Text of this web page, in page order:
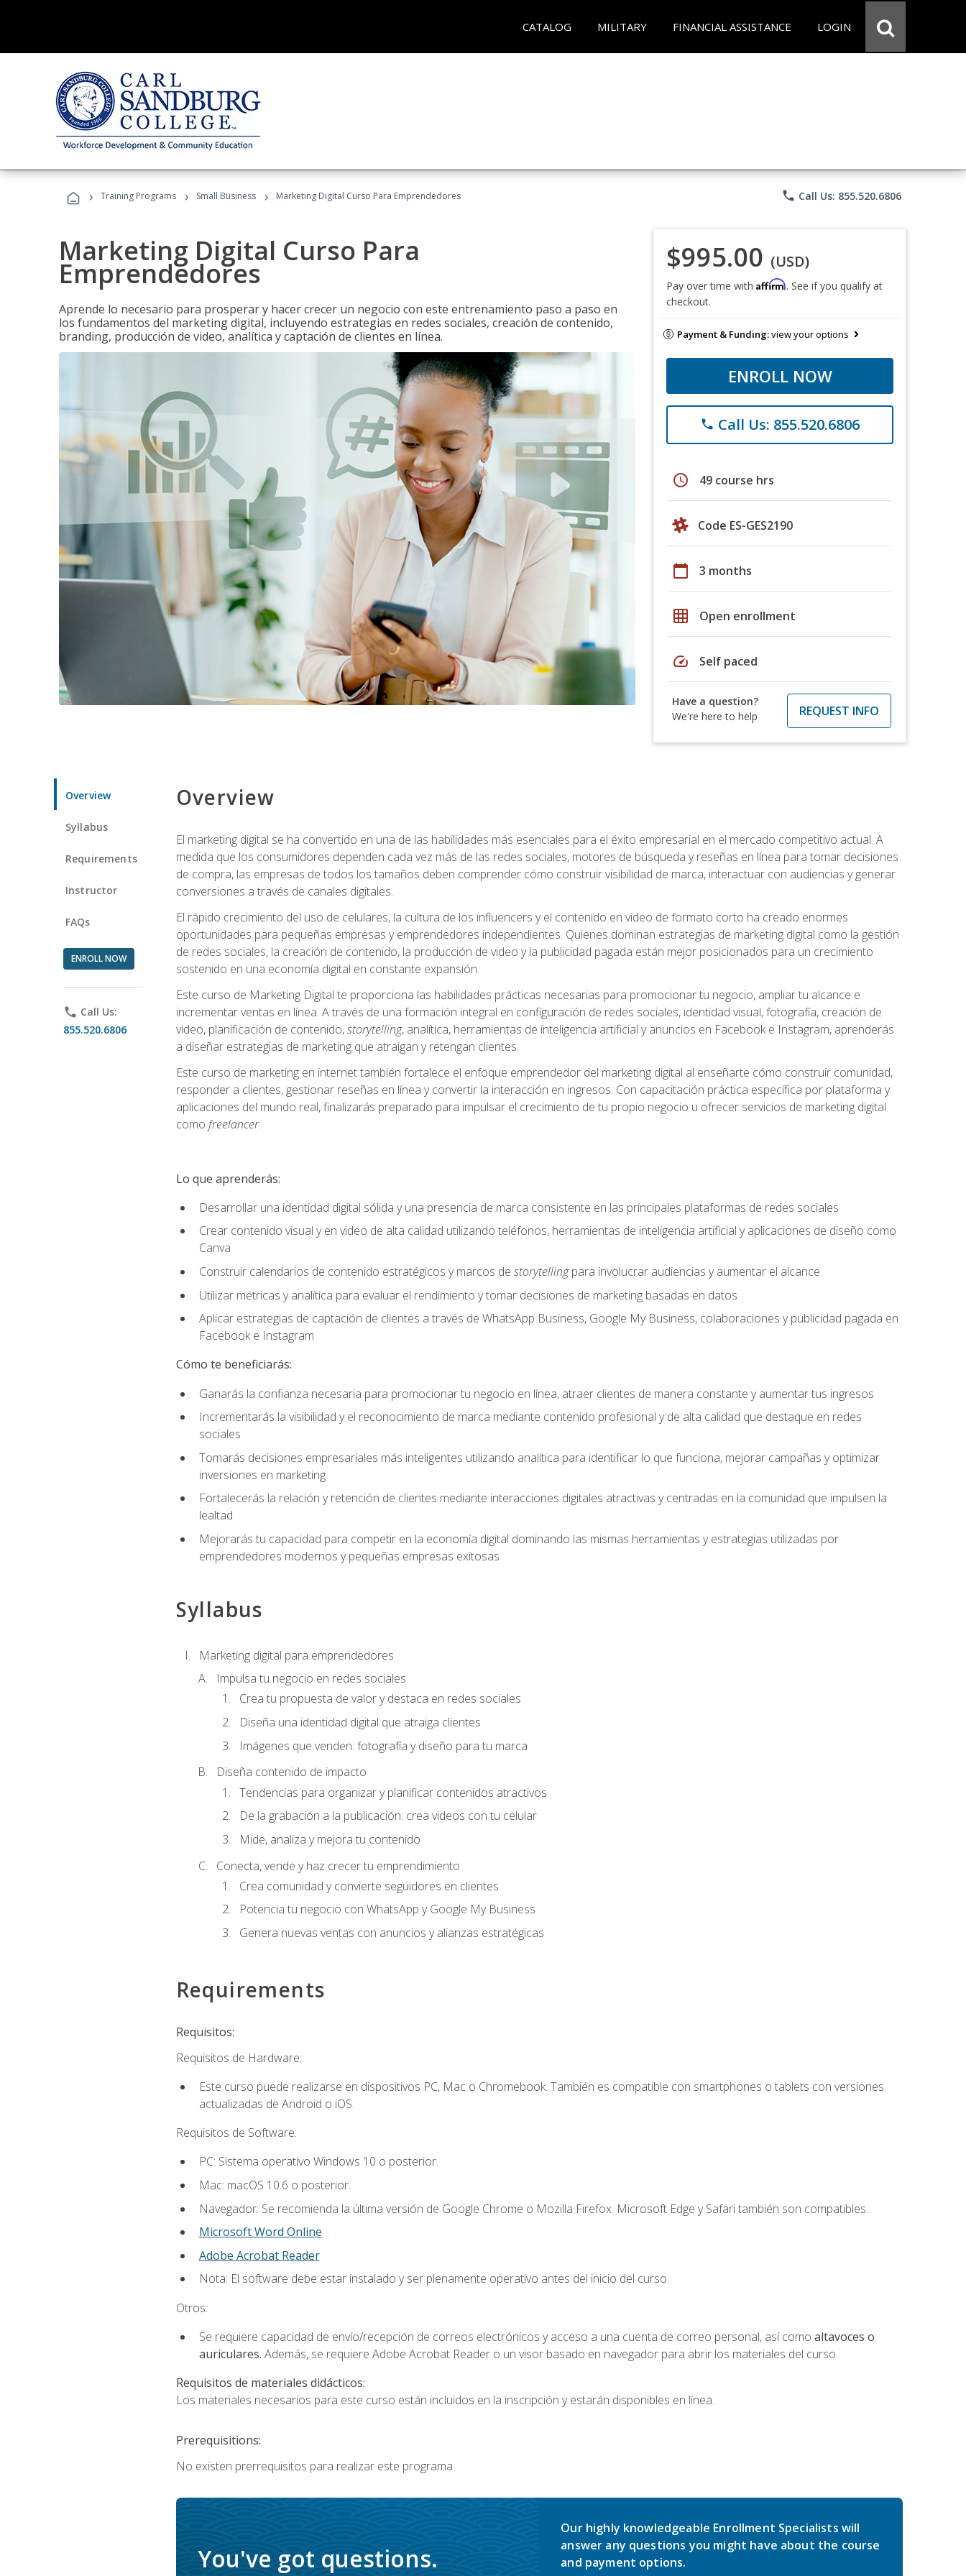
CATALOG MILITARY FINANCIAL ASSISTANCE LOGIN
› Training Programs › Small Business › Marketing Digital Curso Para Emprendedores phone Call Us: 855.520.6806
Marketing Digital Curso Para
Emprendedores
Aprende lo necesario para prosperar y hacer crecer un negocio con este entrenamiento paso a paso en
los fundamentos del marketing digital, incluyendo estrategias en redes sociales, creación de contenido,
branding, producción de video, analítica y captación de clientes en línea.
$995.00 (USD)
Pay over time with Affirm. See if you qualify at
checkout.
Payment & Funding:view your options
ENROLL NOW
phone Call Us: 855.520.6806
schedule 49 course hrs
Code ES-GES2190
calendar_today 3 months
grid_on Open enrollment
speed Self paced
Have a question?
We're here to help
REQUEST INFO
Overview
Syllabus
Requirements
Instructor
FAQs
ENROLL NOW
phone Call Us:
855.520.6806
Overview
El marketing digital se ha convertido en una de las habilidades más esenciales para el éxito empresarial en el mercado competitivo actual. A
medida que los consumidores dependen cada vez más de las redes sociales, motores de búsqueda y reseñas en línea para tomar decisiones
de compra, las empresas de todos los tamaños deben comprender cómo construir visibilidad de marca, interactuar con audiencias y generar
conversiones a través de canales digitales.
El rápido crecimiento del uso de celulares, la cultura de los influencers y el contenido en video de formato corto ha creado enormes
oportunidades para pequeñas empresas y emprendedores independientes. Quienes dominan estrategias de marketing digital como la gestión
de redes sociales, la creación de contenido, la producción de video y la publicidad pagada están mejor posicionados para un crecimiento
sostenido en una economía digital en constante expansión.
Este curso de Marketing Digital te proporciona las habilidades prácticas necesarias para promocionar tu negocio, ampliar tu alcance e
incrementar ventas en línea. A través de una formación integral en configuración de redes sociales, identidad visual, fotografía, creación de
video, planificación de contenido,storytelling, analítica, herramientas de inteligencia artificial y anuncios en Facebook e Instagram, aprenderás
a diseñar estrategias de marketing que atraigan y retengan clientes.
Este curso de marketing en internet también fortalece el enfoque emprendedor del marketing digital al enseñarte cómo construir comunidad,
responder a clientes, gestionar reseñas en línea y convertir la interacción en ingresos. Con capacitación práctica específica por plataforma y
aplicaciones del mundo real, finalizarás preparado para impulsar el crecimiento de tu propio negocio u ofrecer servicios de marketing digital
como freelancer.
Lo que aprenderás:
Desarrollar una identidad digital sólida y una presencia de marca consistente en las principales plataformas de redes sociales
Crear contenido visual y en video de alta calidad utilizando teléfonos, herramientas de inteligencia artificial y aplicaciones de diseño como
Canva
Construir calendarios de contenido estratégicos y marcos de storytellingpara involucrar audiencias y aumentar el alcance
Utilizar métricas y analítica para evaluar el rendimiento y tomar decisiones de marketing basadas en datos
Aplicar estrategias de captación de clientes a través de WhatsApp Business, Google My Business, colaboraciones y publicidad pagada en
Facebook e Instagram
Cómo te beneficiarás:
Ganarás la confianza necesaria para promocionar tu negocio en línea, atraer clientes de manera constante y aumentar tus ingresos
Incrementarás la visibilidad y el reconocimiento de marca mediante contenido profesional y de alta calidad que destaque en redes
sociales
Tomarás decisiones empresariales más inteligentes utilizando analítica para identificar lo que funciona, mejorar campañas y optimizar
inversiones en marketing
Fortalecerás la relación y retención de clientes mediante interacciones digitales atractivas y centradas en la comunidad que impulsen la
lealtad
Mejorarás tu capacidad para competir en la economía digital dominando las mismas herramientas y estrategias utilizadas por
emprendedores modernos y pequeñas empresas exitosas
Syllabus
Marketing digital para emprendedores
Impulsa tu negocio en redes sociales
Crea tu propuesta de valor y destaca en redes sociales
Diseña una identidad digital que atraiga clientes
Imágenes que venden: fotografía y diseño para tu marca
Diseña contenido de impacto
Tendencias para organizar y planificar contenidos atractivos
De la grabación a la publicación: crea videos con tu celular
Mide, analiza y mejora tu contenido
Conecta, vende y haz crecer tu emprendimiento
Crea comunidad y convierte seguidores en clientes
Potencia tu negocio con WhatsApp y Google My Business
Genera nuevas ventas con anuncios y alianzas estratégicas
Requirements
Requisitos:
Requisitos de Hardware:
Este curso puede realizarse en dispositivos PC, Mac o Chromebook. También es compatible con smartphones o tablets con versiones
actualizadas de Android o iOS.
Requisitos de Software:
PC: Sistema operativo Windows 10 o posterior.
Mac: macOS 10.6 o posterior.
Navegador: Se recomienda la última versión de Google Chrome o Mozilla Firefox. Microsoft Edge y Safari también son compatibles.
Microsoft Word Online
Adobe Acrobat Reader
Nota: El software debe estar instalado y ser plenamente operativo antes del inicio del curso.
Otros:
Se requiere capacidad de envío/recepción de correos electrónicos y acceso a una cuenta de correo personal, así como altavoces o
auriculares. Además, se requiere Adobe Acrobat Reader o un visor basado en navegador para abrir los materiales del curso.
Requisitos de materiales didácticos:
Los materiales necesarios para este curso están incluidos en la inscripción y estarán disponibles en línea.
Prerequisitions:
No existen prerrequisitos para realizar este programa.
You've got questions.
Our highly knowledgeable Enrollment Specialists will
answer any questions you might have about the course
and payment options.